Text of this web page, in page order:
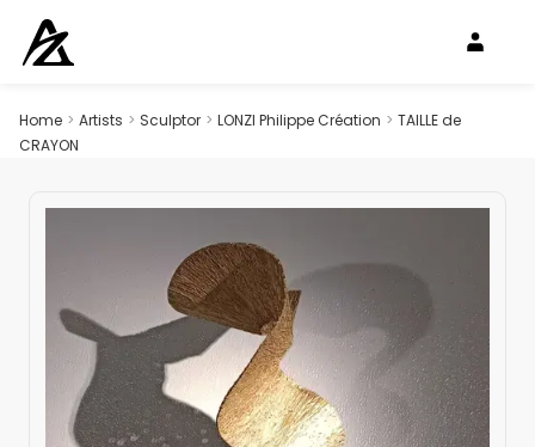
Home > Artists > Sculptor > LONZI Philippe Création > TAILLE de
CRAYON